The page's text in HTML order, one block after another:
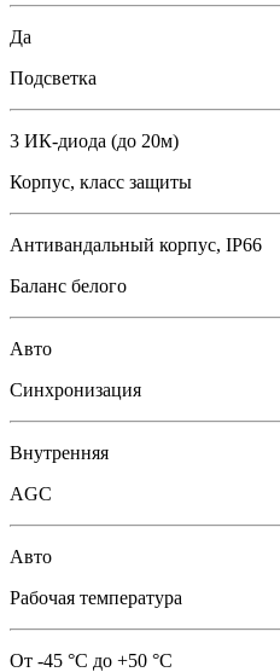
Да
Подсветка
3 ИК-диодa (до 20м)
Корпус, класс защиты
Антивандальный корпус, IP66
Баланс белого
Авто
Синхронизация
Внутренняя
AGC
Авто
Рабочая температура
От -45 °С до +50 °С